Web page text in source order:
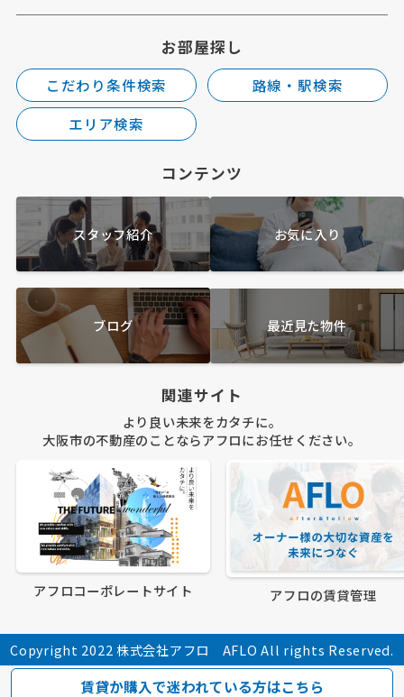
お部屋探し
こだわり条件検索
路線・駅検索
エリア検索
コンテンツ
スタッフ紹介 お気に入り
ブログ 最近見た物件
関連サイト
より良い未来をカタチに。
大阪市の不動産のことならアフロにお任せください。
アフロコーポレートサイト アフロの賃貸管理
Copyright 2022 株式会社アフロ AFLO All rights Reserved.
賃貸か購入で迷われている方はこちら